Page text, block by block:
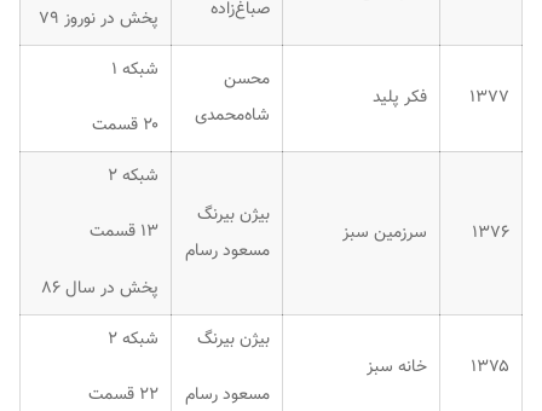
صباغ‌زاده
پخش در نوروز ۷۹
۱۳۷۷ فکر پلید
محسن
شاه‌محمدی
شبکه ۱
۲۰ قسمت
۱۳۷۶ سرزمین سبز
بیژن بیرنگ
مسعود رسام
شبکه ۲
۱۳ قسمت
پخش در سال ۸۶
۱۳۷۵ خانه سبز
بیژن بیرنگ
مسعود رسام
شبکه ۲
۲۲ قسمت